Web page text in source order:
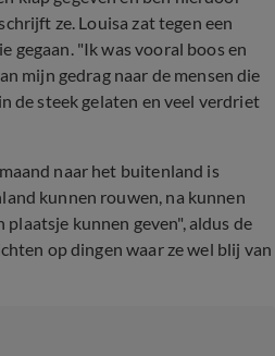
ze. Louisa zat tegen een
gegaan. "Ik was vooral boos en
mijn gedrag naar de mensen die
de steek gelaten en veel verdriet
naar het buitenland is
kunnen rouwen, na kunnen
kunnen geven", aldus de
op dingen waar ze wel blij van